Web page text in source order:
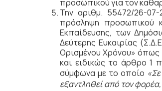
προσωπικού για τον
Την αριθμ. 55472/26-
πρόσληψη προσωπικού
Εκπαίδευσης, των
Δεύτερης Ευκαιρίας
Ορισμένου Χρόνου» όπως
και ειδικώς το άρθρο 1
σύμφωνα με το οποίο «
εξαντληθεί από τον